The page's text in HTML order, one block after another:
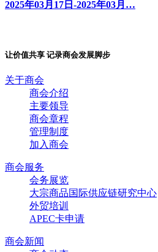
2025年03月17日-2025年03月…
让价值共享 记录商会发展脚步
关于商会
商会介绍
主要领导
商会章程
管理制度
加入商会
商会服务
会务展览
大宗商品国际供应链研究中心
外贸培训
APEC卡申请
商会新闻